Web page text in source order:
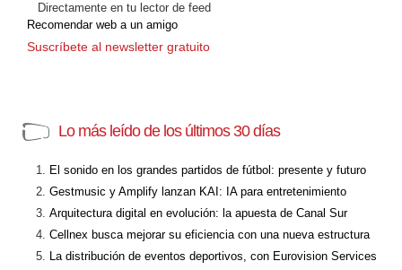
Directamente en tu lector de feed
Recomendar web a un amigo
Suscríbete al newsletter gratuito
Lo más leído de los últimos 30 días
El sonido en los grandes partidos de fútbol: presente y futuro
Gestmusic y Amplify lanzan KAI: IA para entretenimiento
Arquitectura digital en evolución: la apuesta de Canal Sur
Cellnex busca mejorar su eficiencia con una nueva estructura
La distribución de eventos deportivos, con Eurovision Services